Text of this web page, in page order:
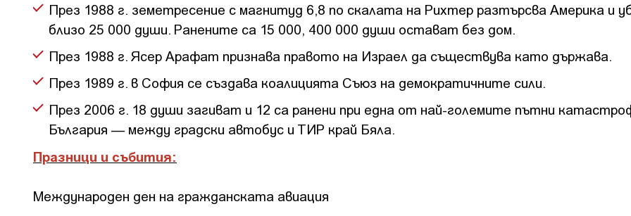
През 1988 г. земетресение с магнитуд 6,8 по скалата на Рихтер разтърсва Америка и
близо 25 000 души. Ранените са 15 000, 400 000 души остават без дом.
През 1988 г. Ясер Арафат признава правото на Израел да съществува като държава.
През 1989 г. в София се създава коалицията Съюз на демократичните сили.
През 2006 г. 18 души загиват и 12 са ранени при една от най-големите пътни
България — между градски автобус и ТИР край Бяла.
Празници и събития:
Международен ден на гражданската авиация